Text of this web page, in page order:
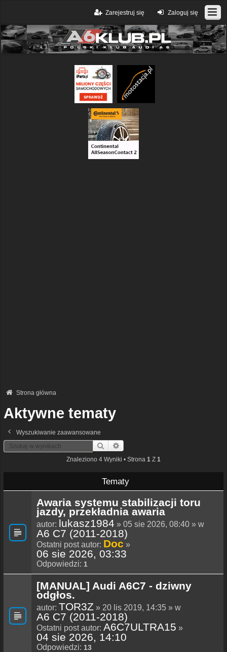
Zaloguj się
Zarejestruj się
Strona główna
Aktywne tematy
Wyszukiwanie zaawansowane
Szukaj
Znaleziono 4 Wyniki • Strona 1 Z 1
Tematy
Awaria systemu stabilizacji toru
jazdy, przekładnia awaria
autor: lukasz1984 » 05 sie 2026, 08:40 » w
A6 C7 (2011-2018)
Ostatni post autor: Doc »
06 sie 2026, 03:33
Odpowiedzi: 1
[MANUAL] Audi A6C7 - dziwny
odgłos.
autor: TOR3Z » 20 lis 2019, 14:35 » w
A6 C7 (2011-2018)
Ostatni post autor: A6C7ULTRA15 »
04 sie 2026, 14:10
Odpowiedzi: 13